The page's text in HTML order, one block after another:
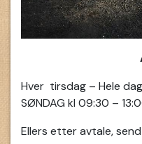
Hver tirsdag – Hele
SØNDAG kl 09:30 –
Ellers etter avtale,